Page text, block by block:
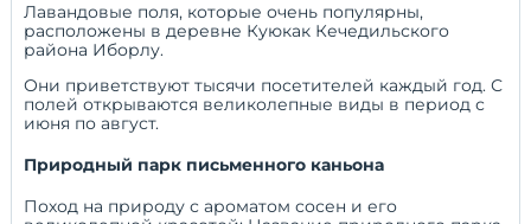
Лавандовые поля, которые очень популярны,
расположены в деревне Куюкак Кечедильского
района Иборлу.
Они приветствуют тысячи посетителей каждый год. С
полей открываются великолепные виды в период с
июня по август.
Природный парк письменного каньона
Поход на природу с ароматом сосен и его